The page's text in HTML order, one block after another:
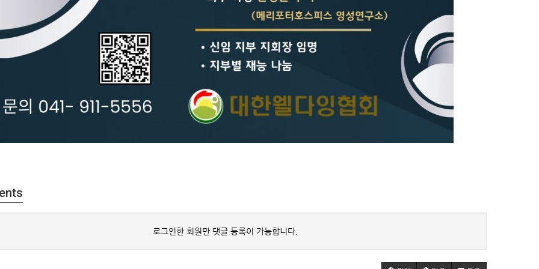
로그인한 회원만 댓글 등록이 가능합니다.